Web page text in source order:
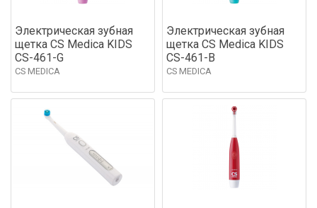
Электрическая зубная
щетка CS Medica KIDS
CS-461-G
CS MEDICA
Электрическая зубная
щетка CS Medica KIDS
CS-461-B
CS MEDICA